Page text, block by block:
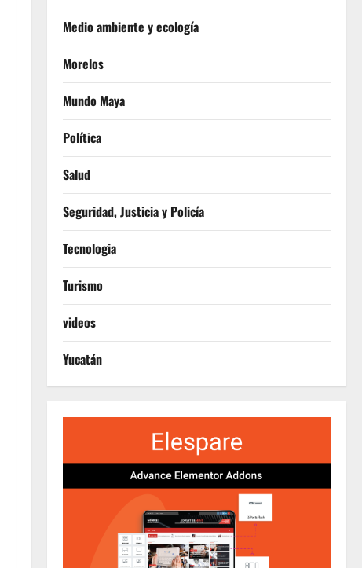
Medio ambiente y ecología
Morelos
Mundo Maya
Política
Salud
Seguridad, Justicia y Policía
Tecnologia
Turismo
videos
Yucatán